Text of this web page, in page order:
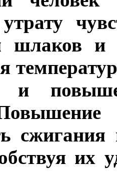
шлаков и
и
их